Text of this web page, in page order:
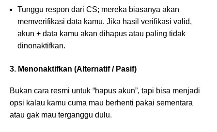
Tunggu respon dari CS; mereka biasanya akan
memverifikasi data kamu. Jika hasil verifikasi valid,
akun + data kamu akan dihapus atau paling tidak
dinonaktifkan.
3. Menonaktifkan (Alternatif / Pasif)
Bukan cara resmi untuk “hapus akun”, tapi bisa menjadi
opsi kalau kamu cuma mau berhenti pakai sementara
atau gak mau terganggu dulu.